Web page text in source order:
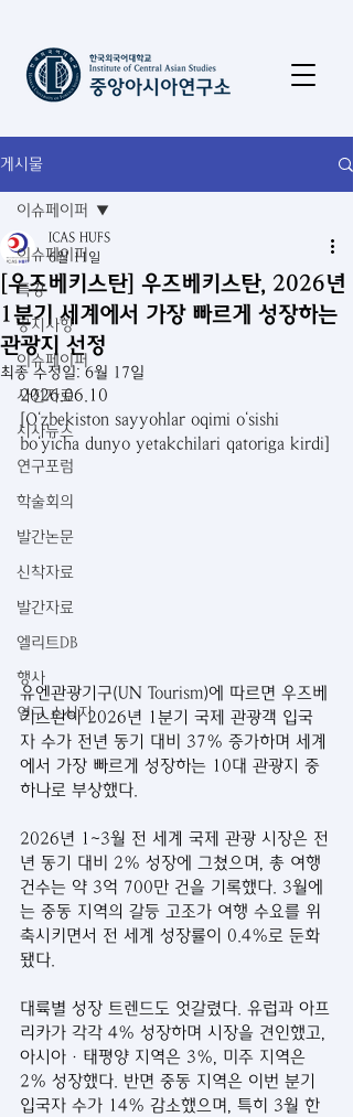
게시물
이슈페이퍼
특강
공지사항
이슈페이퍼
사진자료
시사뉴스
연구포럼
학술회의
발간논문
신착자료
발간자료
엘리트DB
행사
연구 소식지
이슈페이퍼
[우즈베키스탄] 우즈베키스탄, 2026년
1분기 세계에서 가장 빠르게 성장하는
관광지 선정
ICAS HUFS
6월 11일
최종 수정일: 6월 17일
2026.06.10
[O‘zbekiston sayyohlar oqimi o‘sishi
bo‘yicha dunyo yetakchilari qatoriga kirdi]
유엔관광기구(UN Tourism)에 따르면 우즈베
키스탄이 2026년 1분기 국제 관광객 입국
자 수가 전년 동기 대비 37% 증가하며 세계
에서 가장 빠르게 성장하는 10대 관광지 중
하나로 부상했다.
2026년 1~3월 전 세계 국제 관광 시장은 전
년 동기 대비 2% 성장에 그쳤으며, 총 여행
건수는 약 3억 700만 건을 기록했다. 3월에
는 중동 지역의 갈등 고조가 여행 수요를 위
축시키면서 전 세계 성장률이 0.4%로 둔화
됐다.
대륙별 성장 트렌드도 엇갈렸다. 유럽과 아프
리카가 각각 4% 성장하며 시장을 견인했고,
아시아·태평양 지역은 3%, 미주 지역은
2% 성장했다. 반면 중동 지역은 이번 분기
입국자 수가 14% 감소했으며, 특히 3월 한